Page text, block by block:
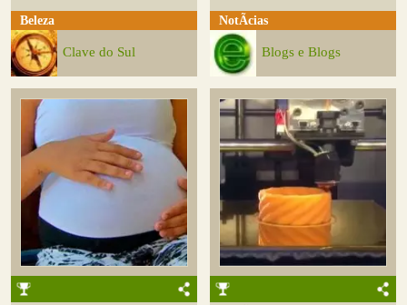
Beleza
Clave do Sul
NotÃ­cias
Blogs e Blogs